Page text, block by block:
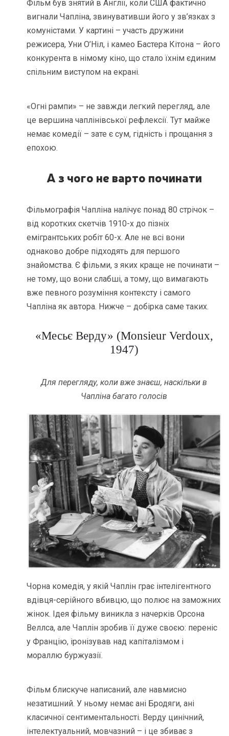
Фільм був знятий в Англії, коли США фактично
вигнали Чапліна, звинувативши його у зв’язках з
комуністами. У картині – участь дружини
режисера, Уни О’Ніл, і камео Бастера Кітона – його
конкурента в німому кіно, що стало їхнім єдиним
спільним виступом на екрані.
«Огні рампи» – не завжди легкий перегляд, але
це вершина чаплінівської рефлексії. Тут майже
немає комедії – зате є сум, гідність і прощання з
епохою.
А з чого не варто починати
Фільмографія Чапліна налічує понад 80 стрічок –
від коротких скетчів 1910-х до пізніх
емігрантських робіт 60-х. Але не всі вони
однаково добре підходять для першого
знайомства. Є фільми, з яких краще не починати –
не тому, що вони слабші, а тому, що вимагають
вже певного розуміння контексту і самого
Чапліна як автора. Нижче – добірка саме таких.
«Месьє Верду» (Monsieur Verdoux,
1947)
Для перегляду, коли вже знаєш, наскільки в
Чапліна багато голосів
Чорна комедія, у якій Чаплін грає інтелігентного
вдівця-серійного вбивцю, що полює на заможних
жінок. Ідея фільму виникла з начерків Орсона
Веллса, але Чаплін зробив її дуже своєю: переніс
у Францію, іронізував над капіталізмом і
мораллю буржуазії.
Фільм блискуче написаний, але навмисно
незатишний. У ньому немає ані Бродяги, ані
класичної сентиментальності. Верду цинічний,
інтелектуальний, мовчазний – і це збиває з